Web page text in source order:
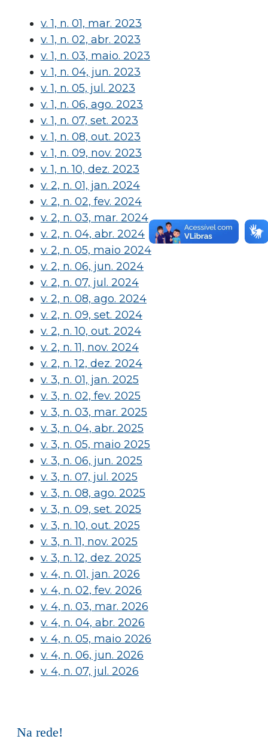
v. 1, n. 01, mar. 2023
v. 1, n. 02, abr. 2023
v. 1, n. 03, maio. 2023
v. 1, n. 04, jun. 2023
v. 1, n. 05, jul. 2023
v. 1, n. 06, ago. 2023
v. 1, n. 07, set. 2023
v. 1, n. 08, out. 2023
v. 1, n. 09, nov. 2023
v. 1, n. 10, dez. 2023
v. 2, n. 01, jan. 2024
v. 2, n. 02, fev. 2024
v. 2, n. 03, mar. 2024
v. 2, n. 04, abr. 2024
v. 2, n. 05, maio 2024
v. 2, n. 06, jun. 2024
v. 2, n. 07, jul. 2024
v. 2, n. 08, ago. 2024
v. 2, n. 09, set. 2024
v. 2, n. 10, out. 2024
v. 2, n. 11, nov. 2024
v. 2, n. 12, dez. 2024
v. 3, n. 01, jan. 2025
v. 3, n. 02, fev. 2025
v. 3, n. 03, mar. 2025
v. 3, n. 04, abr. 2025
v. 3, n. 05, maio 2025
v. 3, n. 06, jun. 2025
v. 3, n. 07, jul. 2025
v. 3, n. 08, ago. 2025
v. 3, n. 09, set. 2025
v. 3, n. 10, out. 2025
v. 3, n. 11, nov. 2025
v. 3, n. 12, dez. 2025
v. 4, n. 01, jan. 2026
v. 4, n. 02, fev. 2026
v. 4, n. 03, mar. 2026
v. 4, n. 04, abr. 2026
v. 4, n. 05, maio 2026
v. 4, n. 06, jun. 2026
v. 4, n. 07, jul. 2026
Na rede!